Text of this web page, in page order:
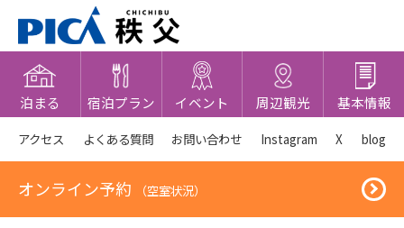
泊まる 宿泊プラン イベント 周辺観光 基本情報
アクセス よくある質問 お問い合わせ Instagram X blog
オンライン予約 （空室状況）